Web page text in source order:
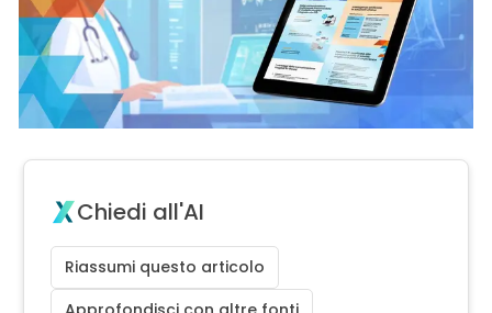
Chiedi all'AI
Riassumi questo articolo